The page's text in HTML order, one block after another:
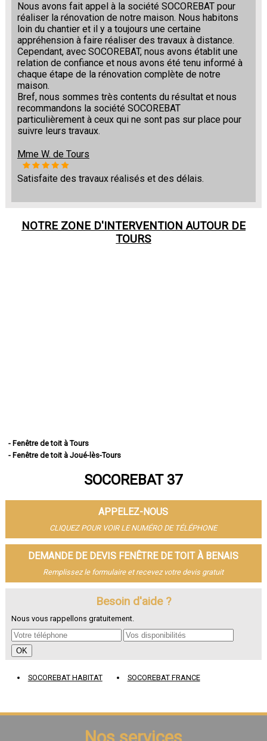
Nous avons fait appel à la société SOCOREBAT pour
réaliser la rénovation de notre maison. Nous habitons
loin du chantier et il y a toujours une certaine
appréhension à faire réaliser des travaux à distance.
Cependant, avec SOCOREBAT, nous avons établit une
relation de confiance et nous avons été tenu informé à
chaque étape de la rénovation complète de notre
maison.
Bref, nous sommes très contents du résultat et nous
recommandons la société SOCOREBAT
particulièrement à ceux qui ne sont pas sur place pour
suivre leurs travaux.
Mme W. de Tours
Satisfaite des travaux réalisés et des délais.
NOTRE ZONE D'INTERVENTION AUTOUR DE
TOURS
- Fenêtre de toit à Tours
- Fenêtre de toit à Joué-lès-Tours
- Fenêtre de toit à Saint-Pierre-des-Corps
- Fenêtre de toit à Amboise
- Fenêtre de toit à Chambray-lès-Tours
- Fenêtre de toit à Montlouis-sur-Loire
- Fenêtre de toit à Fondettes
- Fenêtre de toit à La Riche
- Fenêtre de toit à Chinon
- Fenêtre de toit à Ballan-Miré
- Fenêtre de toit à Château-Renault
- Fenêtre de toit à Bléré
- Fenêtre de toit à Luynes
- Fenêtre de toit à La Ville-aux-Dames
- Fenêtre de toit à Véretz
- Fenêtre de toit à Bourgueil
- Fenêtre de toit à Monnaie
SOCOREBAT 37
APPELEZ-NOUS
CLIQUEZ POUR VOIR LE NUMÉRO DE TÉLÉPHONE
DEMANDE DE DEVIS FENÊTRE DE TOIT À BENAIS
Remplissez le formulaire et recevez votre devis gratuit
Besoin d'aide ?
Nous vous rappellons gratuitement.
SOCOREBAT HABITAT SOCOREBAT FRANCE